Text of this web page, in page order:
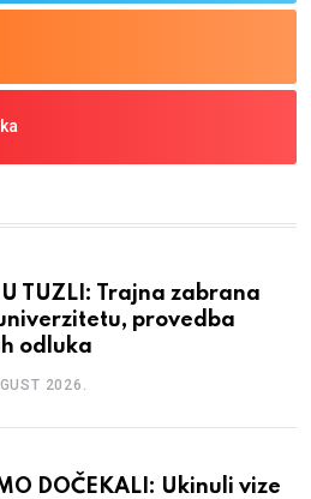
U TUZLI: Trajna zabrana
provedba
odluka
2026.
DOČEKALI: Ukinuli vize